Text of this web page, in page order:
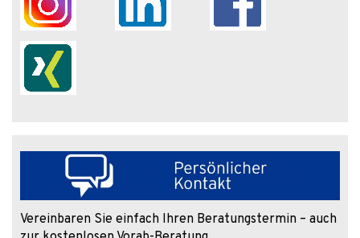
Vereinbaren Sie einfach Ihren Beratungstermin – auch